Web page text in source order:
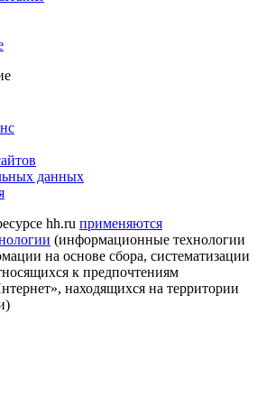
данных
hh.ru применяются
(информационные технологии
на основе сбора, систематизации
к предпочтениям
находящихся на территории